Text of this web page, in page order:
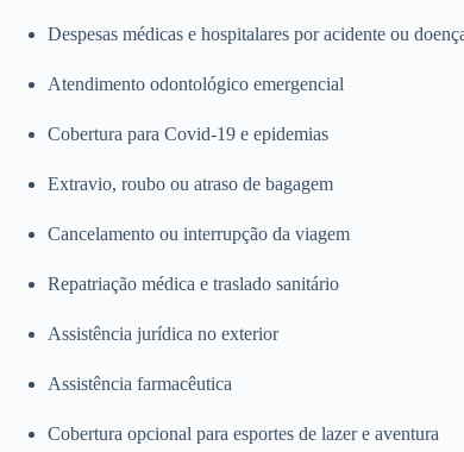
Despesas médicas e hospitalares por acidente ou
Atendimento odontológico emergencial
Cobertura para Covid-19 e epidemias
Extravio, roubo ou atraso de bagagem
Cancelamento ou interrupção da viagem
Repatriação médica e traslado sanitário
Assistência jurídica no exterior
Assistência farmacêutica
Cobertura opcional para esportes de lazer e aventura